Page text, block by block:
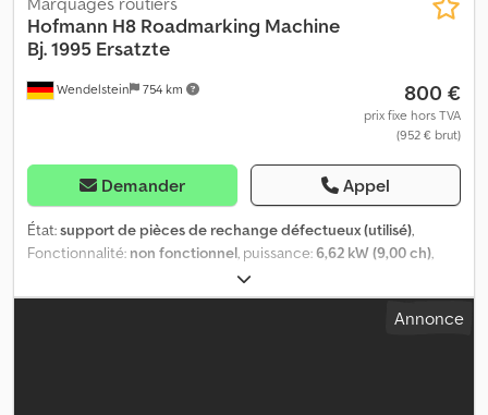
Wendelstein 754 km
Hofmann H8 Roadmarking Machine
Bj. 1995 Ersatzte
800 €
prix fixe hors TVA
(952 € brut)
Demander Appel
État:support de pièces de rechange défectueux (utilisé),
Fonctionnalité: non fonctionnel, puissance:6,62 kW (9,00 ch),
, couleur:
Année de construction:1995, Machine de marquage : + Hofmann
+ H8-1 + Année de construction : 1995 + 175 kg + Moteur Honda
Annonce